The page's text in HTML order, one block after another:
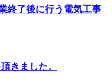
終了後に行う電気工事
きました。